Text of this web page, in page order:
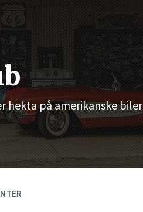
hekta på amerikanske biler